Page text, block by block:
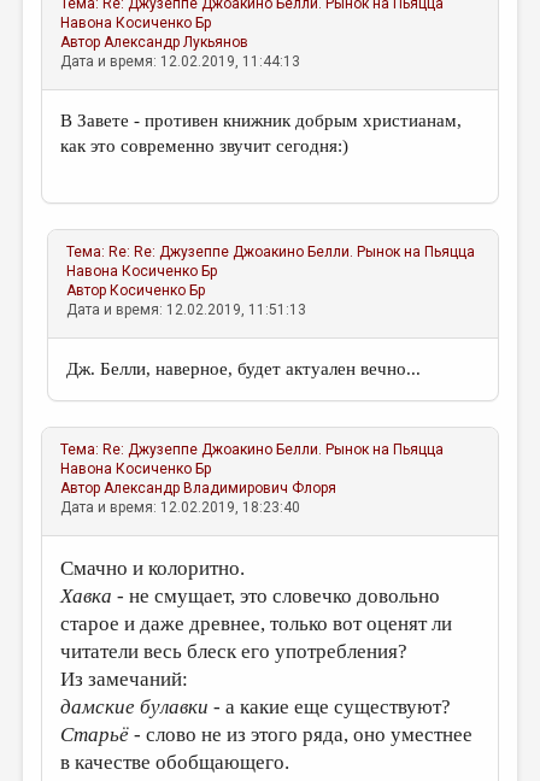
Навона Косиченко Бр
Автор Александр Лукьянов
Дата и время: 12.02.2019, 11:44:13
В Завете - противен книжник добрым христианам,
как это современно звучит сегодня:)
Тема:Re: Re: Джузеппе Джоакино Белли. Рынок на Пьяцца
Навона Косиченко Бр
АвторКосиченко Бр
Дата и время: 12.02.2019, 11:51:13
Дж. Белли, наверное, будет актуален вечно...
Тема:Re: Джузеппе Джоакино Белли. Рынок на Пьяцца
Навона Косиченко Бр
Автор Александр Владимирович Флоря
Дата и время: 12.02.2019, 18:23:40
Смачно и колоритно.
Хавка - не смущает, это словечко довольно
старое и даже древнее, только вот оценят ли
читатели весь блеск его употребления?
Из замечаний:
дамские булавки - а какие еще существуют?
Старьё - слово не из этого ряда, оно уместнее
в качестве обобщающего.